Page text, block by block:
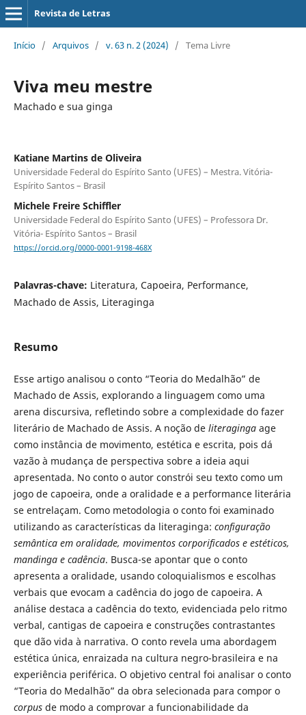
Revista de Letras
Início / Arquivos / v. 63 n. 2 (2024) / Tema Livre
Viva meu mestre
Machado e sua ginga
Katiane Martins de Oliveira
Universidade Federal do Espírito Santo (UFES) – Mestra. Vitória-
Espírito Santos – Brasil
Michele Freire Schiffler
Universidade Federal do Espírito Santo (UFES) – Professora Dr.
Vitória- Espírito Santos – Brasil
https://orcid.org/0000-0001-9198-468X
Palavras-chave: Literatura, Capoeira, Performance,
Machado de Assis, Literaginga
Resumo
Esse artigo analisou o conto “Teoria do Medalhão” de
Machado de Assis, explorando a linguagem como uma
arena discursiva, refletindo sobre a complexidade do fazer
literário de Machado de Assis. A noção de literagingaage
como instância de movimento, estética e escrita, pois dá
vazão à mudança de perspectiva sobre a ideia aqui
apresentada. No conto o autor constrói seu texto como um
jogo de capoeira, onde a oralidade e a performance literária
se entrelaçam. Como metodologia o conto foi examinado
utilizando as características da literaginga: configuração
semântica em oralidade, movimentos corporificados e estéticos,
mandinga e cadência. Busca-se apontar que o conto
apresenta a oralidade, usando coloquialismos e escolhas
verbais que evocam a cadência do jogo de capoeira. A
análise destaca a cadência do texto, evidenciada pelo ritmo
verbal, cantigas de capoeira e construções contrastantes
que dão vida à narrativa. O conto revela uma abordagem
estética única, enraizada na cultura negro-brasileira e na
experiência periférica. O objetivo central foi analisar o conto
“Teoria do Medalhão” da obra selecionada para compor o
corpusde modo a comprovar a funcionabilidade da